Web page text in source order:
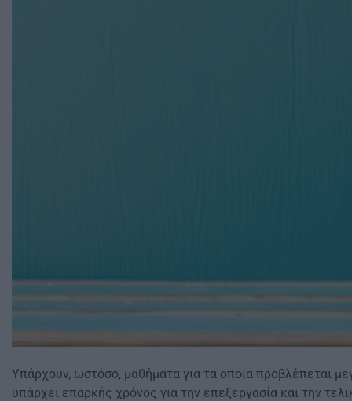
Υπάρχουν, ωστόσο, μαθήματα για τα οποία προβλέπεται
υπάρχει επαρκής χρόνος για την επεξεργασία και την